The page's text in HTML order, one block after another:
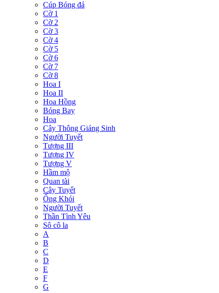
Cúp Bóng đá
Cờ 1
Cờ 2
Cờ 3
Cờ 4
Cờ 5
Cờ 6
Cờ 7
Cờ 8
Hoa I
Hoa II
Hoa Hồng
Bóng Bay
Hoa
Cây Thông Giáng Sinh
Người Tuyết
Tượng III
Tượng IV
Tượng V
Hầm mộ
Quan tài
Cây Tuyết
Ống Khói
Người Tuyết
Thần Tình Yêu
Sô cô la
A
B
C
D
E
F
G